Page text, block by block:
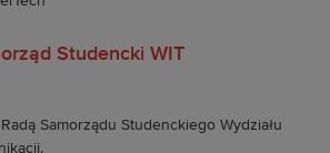
Studencki WIT
Samorządu Studenckiego Wydziału